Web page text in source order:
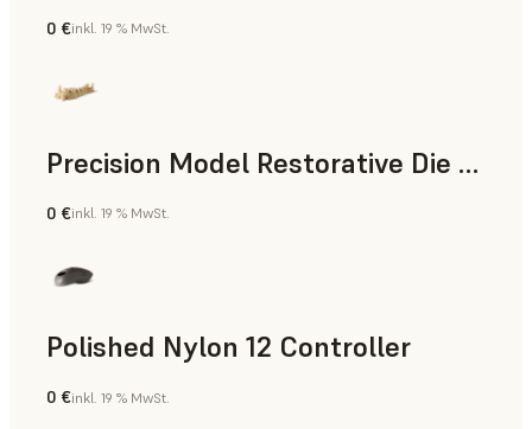
Zahnmedizin
0 €inkl. 19 % MwSt.
Precision Model Restorative Die Model
Zahnmedizin
0 €inkl. 19 % MwSt.
Polished Nylon 12 Controller
SLS-Pulver
0 €inkl. 19 % MwSt.